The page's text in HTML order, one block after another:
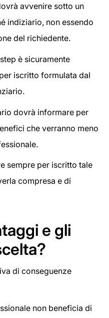
avvenire sotto un
indiziario, non essendo
del richiedente.
è sicuramente
iscritto formulata dal
dovrà informare per
che verranno meno
sempre per iscritto tale
compresa e di
e gli
di conseguenze
non beneficia di